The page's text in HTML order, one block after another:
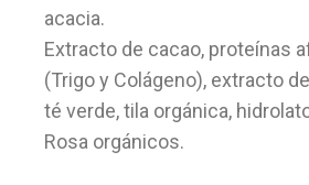
acacia.
Extracto de cacao, proteínas
(Trigo y Colágeno), extracto
té verde, tila orgánica,
Rosa orgánicos.